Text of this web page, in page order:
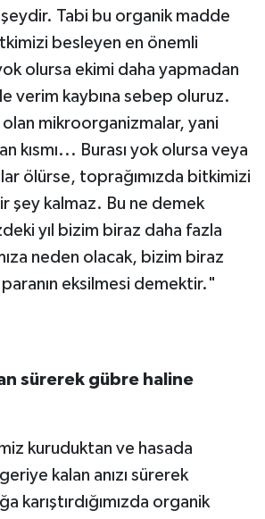
şeydir. Tabi bu organik madde
besleyen en önemli
yok olursa ekimi daha yapmadan
verim kaybına sebep oluruz.
olan mikroorganizmalar, yani
kısmı... Burası yok olursa veya
ölürse, toprağımızda bitkimizi
şey kalmaz. Bu ne demek
yıl bizim biraz daha fazla
neden olacak, bizim biraz
eksilmesi demektir."
sürerek gübre haline
kuruduktan ve hasada
kalan anızı sürerek
karıştırdığımızda organik